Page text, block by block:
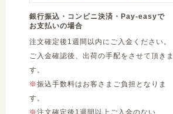
銀行振込・コンビニ決済・Pay-easyで
お支払いの場合
注文確定後1週間以内にご入金ください。
ご入金確認後、出荷の手配をさせて頂きま
す。
※振込手数料はお客さまご負担となりま
す。
※注文確定後1週間以上ご入金のない